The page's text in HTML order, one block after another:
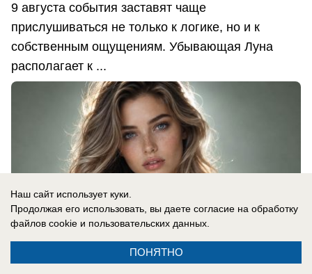
9 августа события заставят чаще
прислушиваться не только к логике, но и к
собственным ощущениям. Убывающая Луна
располагает к ...
Наш сайт использует куки.
Продолжая его использовать, вы даете согласие на обработку
файлов cookie и пользовательских данных.
ПОНЯТНО